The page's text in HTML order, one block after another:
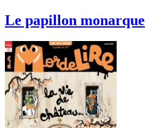
Le papillon monarque